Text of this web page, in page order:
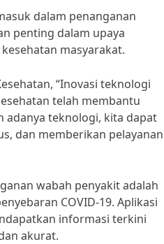
dalam penanganan
penting dalam upaya
masyarakat.
“Inovasi teknologi
telah membantu
adanya teknologi, kita dapat
dan memberikan pelayanan
wabah penyakit adalah
COVID-19. Aplikasi
informasi terkini
akurat.